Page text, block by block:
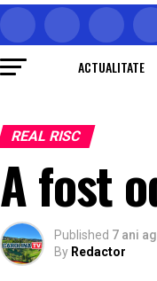
ACTUALITATE
REAL RISC
A fost
Published 7 ani
By Redactor